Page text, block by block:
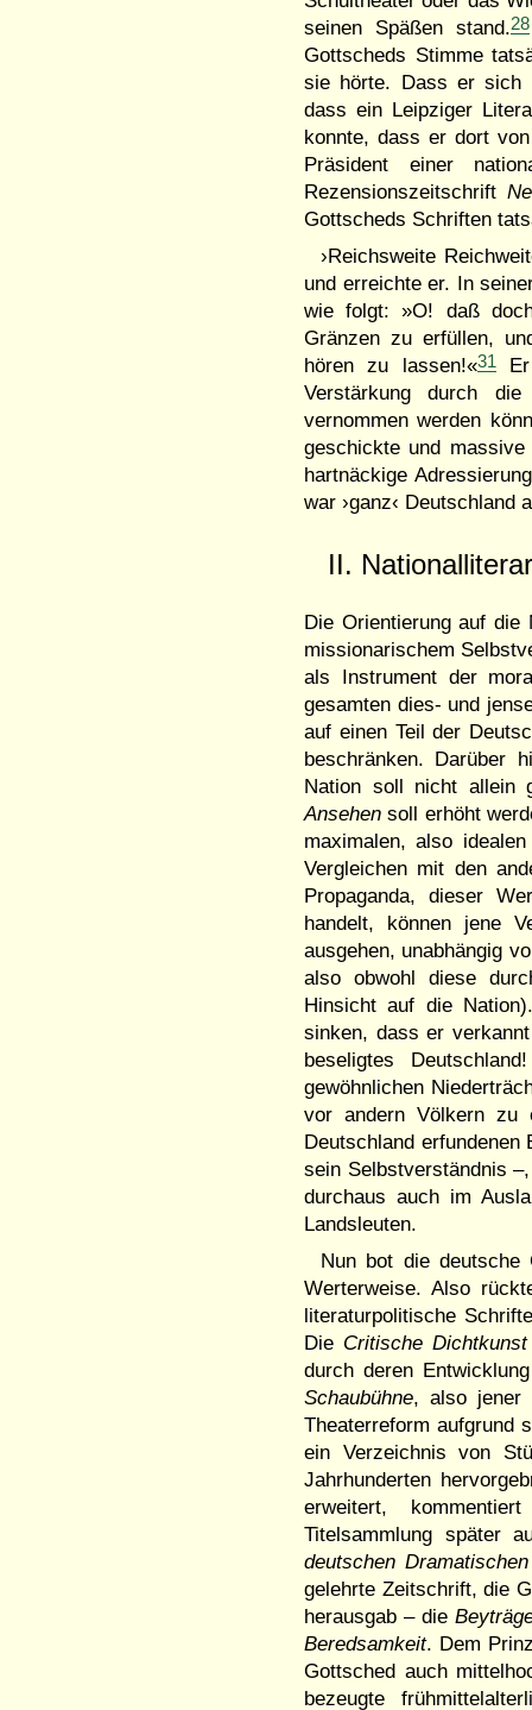
seinen Späßen stand.28
Gottscheds Stimme
sie hörte. Dass er sich
dass ein Leipziger
konnte, dass er dort
Präsident einer
Rezensionszeitschrift
Gottscheds Schriften
›Reichsweite
und erreichte er. In
wie folgt: »O! daß
Gränzen zu erfüllen,
hören zu lassen!«31Er
Verstärkung durch
vernommen werden
geschickte und
hartnäckige
war ›ganz‹ Deutschland
II.
Die Orientierung auf
missionarischem
als Instrument der
gesamten dies- und
auf einen Teil der
beschränken. Darüber
Nation soll nicht allein
Ansehen soll erhöht
maximalen, also
Vergleichen mit den
Propaganda, dieser
handelt, können jene
ausgehen, unabhängig
also obwohl diese
Hinsicht auf die
sinken, dass er
beseligtes
gewöhnlichen
vor andern Völkern zu
Deutschland erfundenen
sein Selbstverständnis
durchaus auch im
Landsleuten.
Nun bot die deutsche
Werterweise. Also
literaturpolitische
Die Critische Dichtkunst
durch deren
Schaubühne, also jener
Theaterreform aufgrund
ein Verzeichnis von
Jahrhunderten
erweitert,
Titelsammlung später
deutschen
gelehrte Zeitschrift, die
herausgab – die
Beredsamkeit. Dem
Gottsched auch
bezeugte